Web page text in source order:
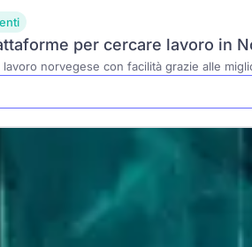
per cercare lavoro in
lavoro norvegese con facilità grazie alle